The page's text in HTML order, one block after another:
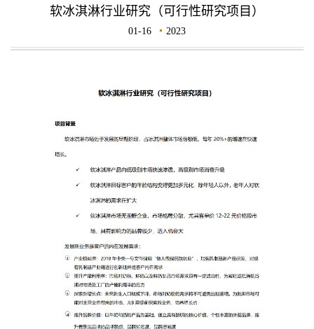
软冰淇淋行业研究（可行性研究项目）
01-16 2023